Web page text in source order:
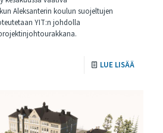
Aleksanterin koulun suojeltujen
YIT:n johdolla
LUE LISÄÄ